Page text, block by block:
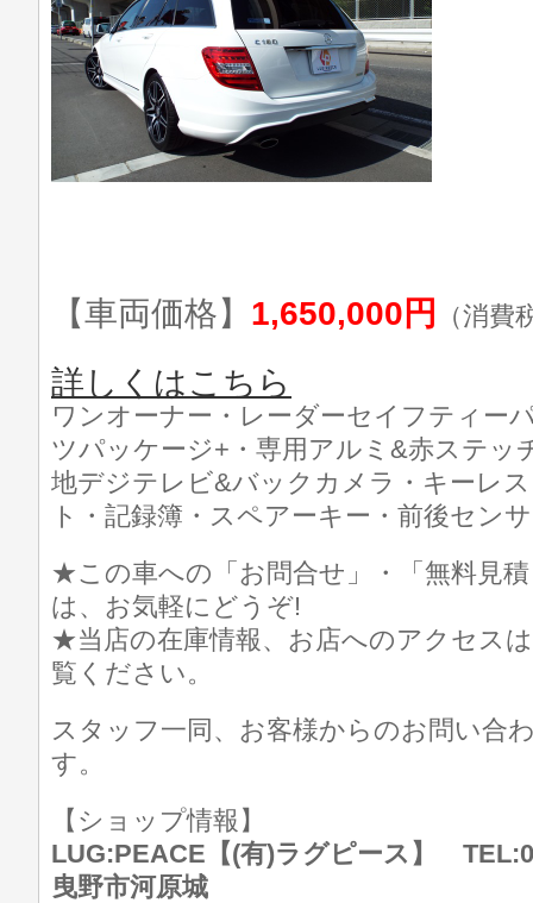
【車両価格】 1,650,000円 （消費
詳しくはこちら
ワンオーナー・レーダーセイフティー
ツパッケージ+・専用アルミ&赤ステッ
地デジテレビ&バックカメラ・キーレ
ト・記録簿・スペアーキー・前後セン
★この車への「お問合せ」・「無料見
は、お気軽にどうぞ!
★当店の在庫情報、お店へのアクセス
覧ください。
スタッフ一同、お客様からのお問い合
す。
【ショップ情報】
LUG:PEACE【(有)ラグピース】
曳野市河原城